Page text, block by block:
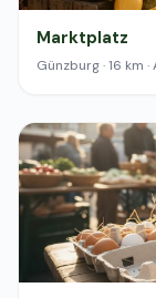
Marktplatz
Günzburg · 16 km